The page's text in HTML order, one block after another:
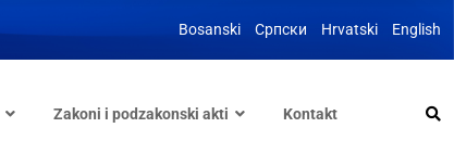
Bosanski Српски Hrvatski English
Zakoni i podzakonski akti Kontakt